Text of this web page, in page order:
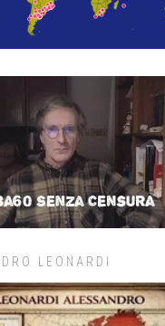
LEONARDI